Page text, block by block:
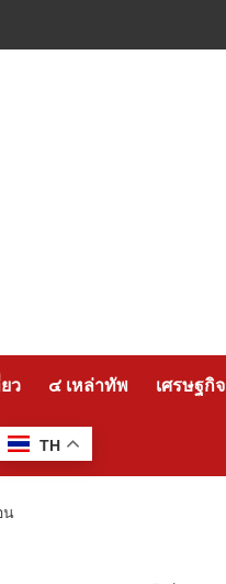
ว ๔ เหล่าทัพ เศรษฐกิจ
TH
น